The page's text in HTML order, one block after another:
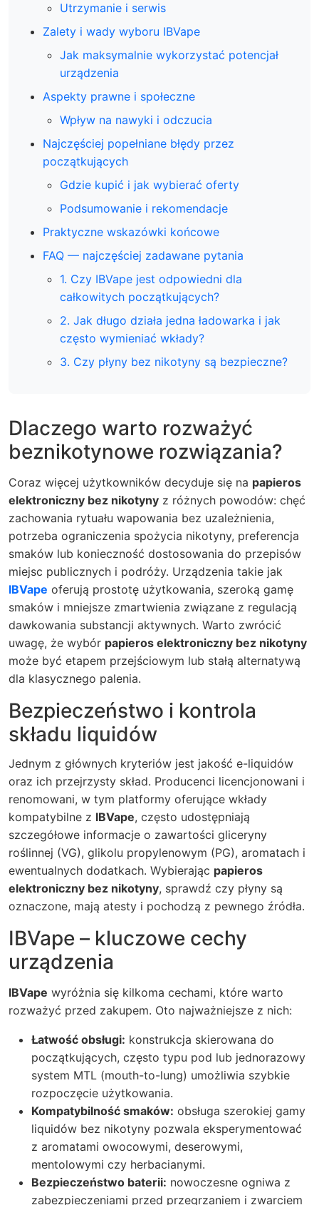
Utrzymanie i serwis
Zalety i wady wyboru IBVape
Jak maksymalnie wykorzystać potencjał
urządzenia
Aspekty prawne i społeczne
Wpływ na nawyki i odczucia
Najczęściej popełniane błędy przez
początkujących
Gdzie kupić i jak wybierać oferty
Podsumowanie i rekomendacje
Praktyczne wskazówki końcowe
FAQ — najczęściej zadawane pytania
1. Czy IBVape jest odpowiedni dla
całkowitych początkujących?
2. Jak długo działa jedna ładowarka i jak
często wymieniać wkłady?
3. Czy płyny bez nikotyny są bezpieczne?
Dlaczego warto rozważyć
beznikotynowe rozwiązania?
Coraz więcej użytkowników decyduje się na papieros
elektroniczny bez nikotyny z różnych powodów: chęć
zachowania rytuału wapowania bez uzależnienia,
potrzeba ograniczenia spożycia nikotyny, preferencja
smaków lub konieczność dostosowania do przepisów
miejsc publicznych i podróży. Urządzenia takie jak
IBVape oferują prostotę użytkowania, szeroką gamę
smaków i mniejsze zmartwienia związane z regulacją
dawkowania substancji aktywnych. Warto zwrócić
uwagę, że wybór papieros elektroniczny bez nikotyny
może być etapem przejściowym lub stałą alternatywą
dla klasycznego palenia.
Bezpieczeństwo i kontrola
składu liquidów
Jednym z głównych kryteriów jest jakość e-liquidów
oraz ich przejrzysty skład. Producenci licencjonowani i
renomowani, w tym platformy oferujące wkłady
kompatybilne z IBVape, często udostępniają
szczegółowe informacje o zawartości gliceryny
roślinnej (VG), glikolu propylenowym (PG), aromatach i
ewentualnych dodatkach. Wybierając papieros
elektroniczny bez nikotyny, sprawdź czy płyny są
oznaczone, mają atesty i pochodzą z pewnego źródła.
IBVape – kluczowe cechy
urządzenia
IBVape wyróżnia się kilkoma cechami, które warto
rozważyć przed zakupem. Oto najważniejsze z nich:
Łatwość obsługi: konstrukcja skierowana do
początkujących, często typu pod lub jednorazowy
system MTL (mouth-to-lung) umożliwia szybkie
rozpoczęcie użytkowania.
Kompatybilność smaków: obsługa szerokiej gamy
liquidów bez nikotyny pozwala eksperymentować
z aromatami owocowymi, deserowymi,
mentolowymi czy herbacianymi.
Bezpieczeństwo baterii: nowoczesne ogniwa z
zabezpieczeniami przed przegrzaniem i zwarciem